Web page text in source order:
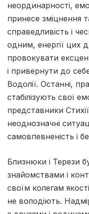
неординарності,
принесе зміцнення
справедливість і
одним, енергії цих
провокувати
і привернути до
Водолії. Останні,
стабілізують свої
представники
неоднозначні
самовпевненість і
Близнюки і Терези
знайомствами і
своїм колегам
не володіють.